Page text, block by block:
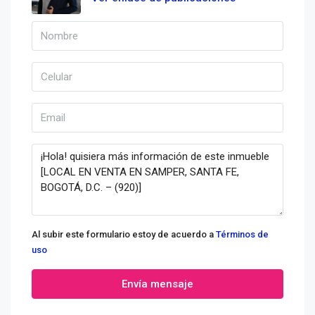
Al subir este formulario estoy de acuerdo a Términos de
uso
Envía mensaje